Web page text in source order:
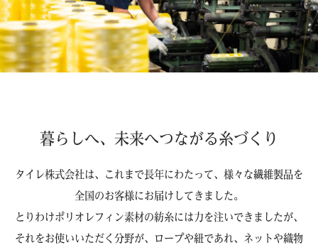
暮らしへ、未来へつながる糸づくり
タイレ株式会社は、これまで長年にわたって、様々な繊維製品を
全国のお客様にお届けしてきました。
とりわけポリオレフィン素材の紡糸には力を注いできましたが、
それをお使いいただく分野が、ロープや紐であれ、ネットや織物